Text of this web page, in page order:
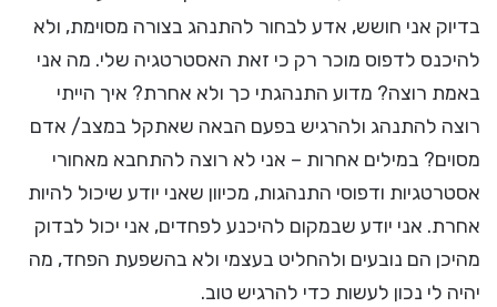
בדיוק אני חושש, אדע לבחור להתנהג בצורה מסוימת, ולא
להיכנס לדפוס מוכר רק כי זאת האסטרטגיה שלי. מה אני
באמת רוצה? מדוע התנהגתי כך ולא אחרת? איך הייתי
רוצה להתנהג ולהרגיש בפעם הבאה שאתקל במצב/ אדם
מסוים? במילים אחרות – אני לא רוצה להתחבא מאחורי
אסטרטגיות ודפוסי התנהגות, מכיוון שאני יודע שיכול להיות
אחרת. אני יודע שבמקום להיכנע לפחדים, אני יכול לבדוק
מהיכן הם נובעים ולהחליט בעצמי ולא בהשפעת הפחד, מה
יהיה לי נכון לעשות כדי להרגיש טוב.